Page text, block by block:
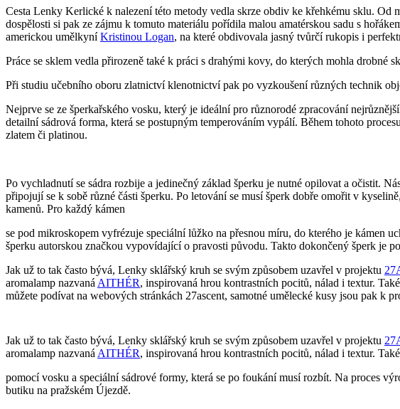
Cesta Lenky Kerlické k nalezení této metody vedla skrze obdiv ke křehkému sklu.
dospělosti si pak ze zájmu k tomuto materiálu pořídila malou amatérskou sadu s
americkou umělkyníKristinou Logan, na které obdivovala jasný tvůrčí rukopis i
Práce se sklem vedla přirozeně také k práci s drahými kovy, do kterých mohla drobné
Při studiu učebního oboru zlatnictví klenotnictví pak po vyzkoušení různých technik
Nejprve se ze šperkařského vosku, který je ideální pro různorodé zpracování
detailní sádrová forma, která se postupným temperováním vypálí. Během tohoto
zlatem či platinou.
Po vychladnutí se sádra rozbije a jedinečný základ šperku je nutné opilovat a očistit.
připojují se k sobě různé části šperku. Po letování se musí šperk dobře omořit v
kamenů. Pro každý kámen
se pod mikroskopem vyfrézuje speciální lůžko na přesnou míru, do kterého je kámen
šperku autorskou značkou vypovídající o pravosti původu. Takto dokončený šperk je
Jak už to tak často bývá, Lenky sklářský kruh se svým způsobem uzavřel v projektu
aromalamp nazvaná AITHÉR, inspirovaná hrou kontrastních pocitů, nálad i textur.
můžete podívat na webových stránkách 27ascent, samotné umělecké kusy jsou pak k
Jak už to tak často bývá, Lenky sklářský kruh se svým způsobem uzavřel v projektu
aromalamp nazvaná AITHÉR, inspirovaná hrou kontrastních pocitů, nálad i textur.
pomocí vosku a speciální sádrové formy, která se po foukání musí rozbít. Na proces
butiku na pražském Újezdě.